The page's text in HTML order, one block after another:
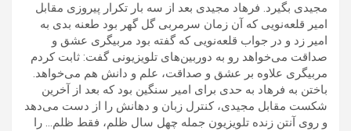
مجیدی بگیرد. فرهاد مجیدی بعد از سه بار تکرار پیروزی مقابل
امیر قلعه‌نویی که آن زمان سرمربی گل گهر بود طعنه بدی به
امیر زد و در جواب قلعه‌نویی که گفته بود مربیگری عشق و
صداقت می‌خواهد رو به دوربین‌های تلویزیونی گفت: ثابت کردم
مربیگری علاوه بر عشق و صداقت، علم و دانش هم می‌خواهد.
باختن به فرهاد به حدی برای امیر سنگین بود که بعد از آخرین
شکست مقابل مجیدی، کنترل زبان و دهانش را از دست می‌دهد
و روی آنتن زنده تلویزیون جمله چهل سال ظلم، فقط ظلم… را